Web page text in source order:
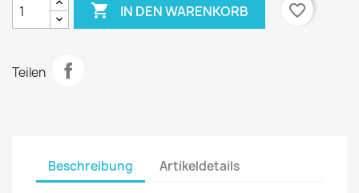
 IN DEN WARENKORB favorite_border
Teilen
Beschreibung Artikeldetails